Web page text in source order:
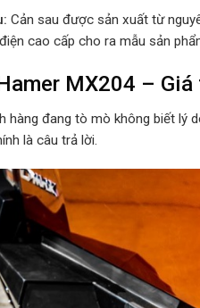
Cản sau được sản xuất từ
cao cấp cho ra mẫu sản
MX204 –
hàng đang tò mò không biết lý
là câu trả lời.